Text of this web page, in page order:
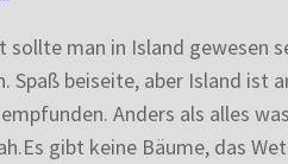
sollte man in Island gewesen
Spaß beiseite, aber Island ist
Anders als alles
gibt keine Bäume, das